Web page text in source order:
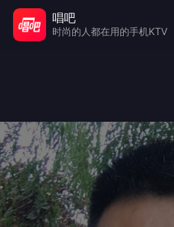
唱吧
时尚的人都在用的手机KTV